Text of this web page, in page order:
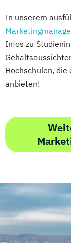
In unserem
Infos zu
Hochschulen,
anbieten!